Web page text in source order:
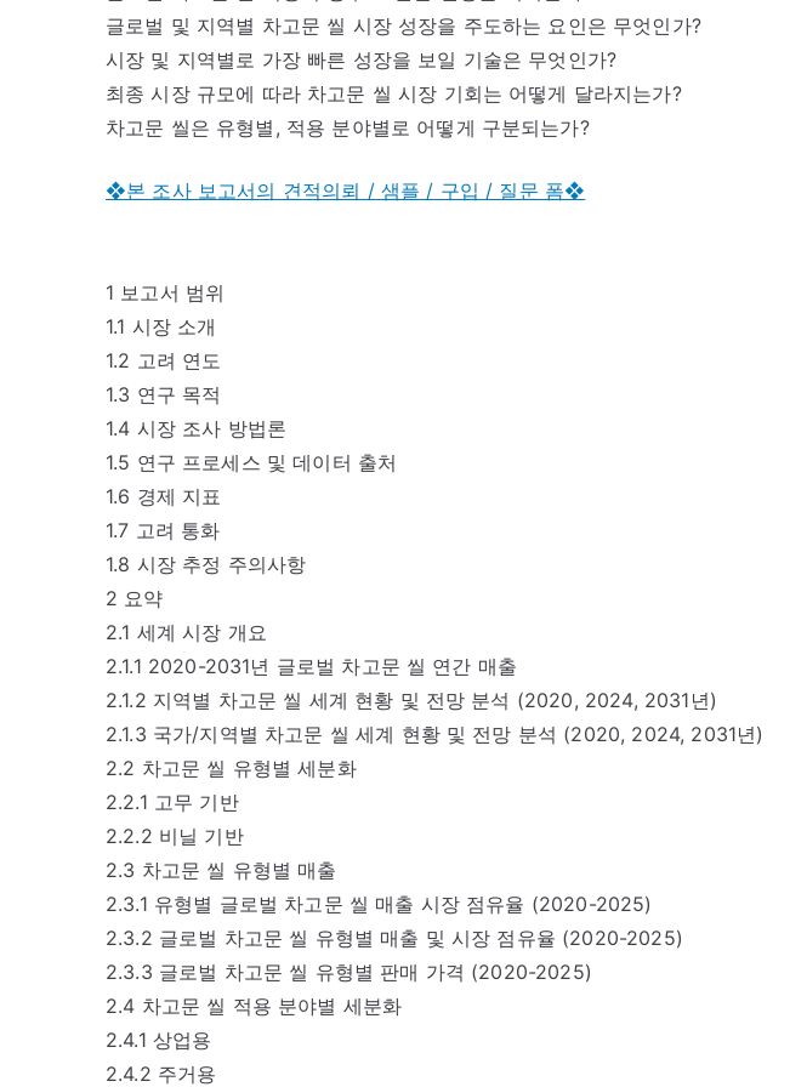
글로벌 및 지역별 차고문 씰 시장 성장을 주도하는 요인은 무엇인가?
시장 및 지역별로 가장 빠른 성장을 보일 기술은 무엇인가?
최종 시장 규모에 따라 차고문 씰 시장 기회는 어떻게 달라지는가?
차고문 씰은 유형별, 적용 분야별로 어떻게 구분되는가?
❖본 조사 보고서의 견적의뢰 / 샘플 / 구입 / 질문 폼❖
1 보고서 범위
1.1 시장 소개
1.2 고려 연도
1.3 연구 목적
1.4 시장 조사 방법론
1.5 연구 프로세스 및 데이터 출처
1.6 경제 지표
1.7 고려 통화
1.8 시장 추정 주의사항
2 요약
2.1 세계 시장 개요
2.1.1 2020-2031년 글로벌 차고문 씰 연간 매출
2.1.2 지역별 차고문 씰 세계 현황 및 전망 분석 (2020, 2024, 2031년)
2.1.3 국가/지역별 차고문 씰 세계 현황 및 전망 분석 (2020, 2024, 2031년)
2.2 차고문 씰 유형별 세분화
2.2.1 고무 기반
2.2.2 비닐 기반
2.3 차고문 씰 유형별 매출
2.3.1 유형별 글로벌 차고문 씰 매출 시장 점유율 (2020-2025)
2.3.2 글로벌 차고문 씰 유형별 매출 및 시장 점유율 (2020-2025)
2.3.3 글로벌 차고문 씰 유형별 판매 가격 (2020-2025)
2.4 차고문 씰 적용 분야별 세분화
2.4.1 상업용
2.4.2 주거용